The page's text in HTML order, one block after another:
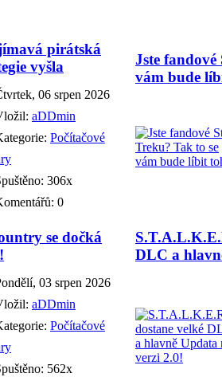
pirátská
vyšla
06 srpen 2026
aDDmin
Počítačové
306x
0
Jste
vám bude
se dočká
03 srpen 2026
aDDmin
Počítačové
562x
DLC a